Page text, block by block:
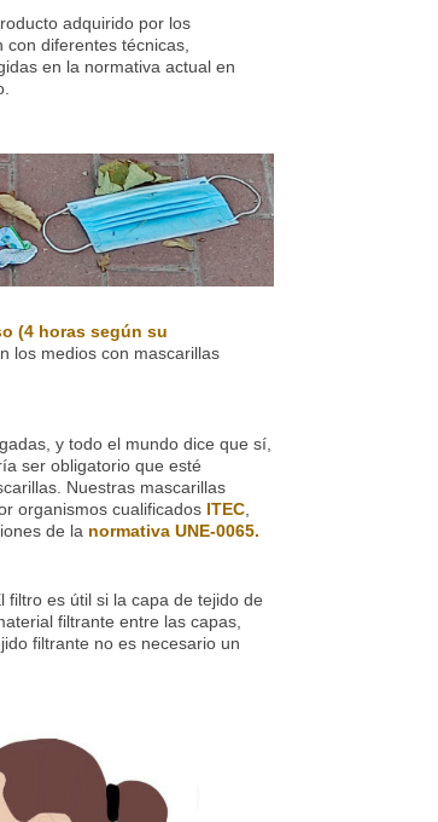
adquirido por los
con diferentes técnicas,
en la normativa actual en
(4 horas según su
los medios con mascarillas
y todo el mundo dice que sí,
ser obligatorio que esté
Nuestras mascarillas
organismos cualificados ITEC,
de la normativa UNE-0065.
es útil si la capa de tejido de
filtrante entre las capas,
filtrante no es necesario un